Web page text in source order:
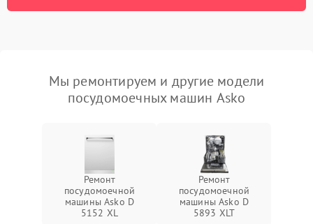
Мы ремонтируем и другие модели
посудомоечных машин Asko
Ремонт
посудомоечной
машины Asko D
5152 XL
Ремонт
посудомоечной
машины Asko D
5893 XLT